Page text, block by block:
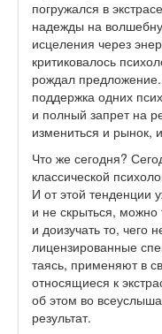
погружался в
надежды на
исцеления через
критиковалось
рождал предложение.
поддержка одних
и полный запрет на
измениться и рынок,
Что же сегодня?
классической
И от этой тенденции
и не скрыться, можно
и доизучать то, чего
лицензированные
таясь, применяют в
относящиеся к
об этом во
результат.